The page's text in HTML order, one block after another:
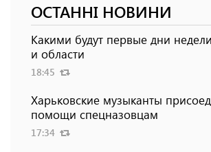
ОСТАННІ НОВИНИ
Какими будут первые дни
и области
18:45
Харьковские музыканты
помощи спецназовцам
17:34